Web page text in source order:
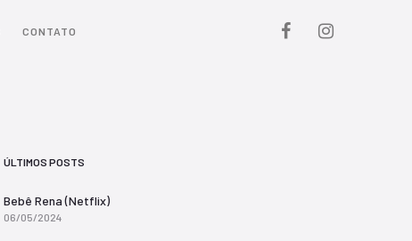
CONTATO
ÚLTIMOS POSTS
Bebê Rena (Netflix)
06/05/2024